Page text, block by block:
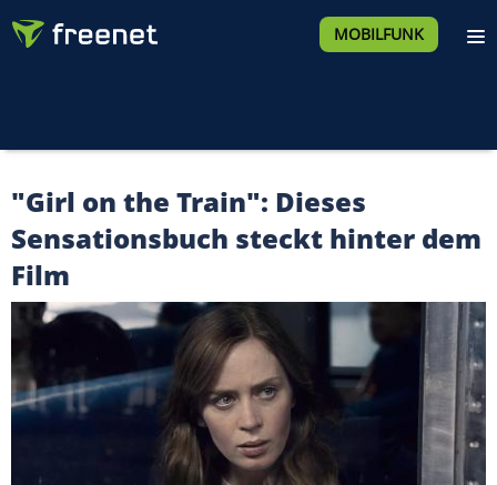
MOBILFUNK
"Girl on the Train": Dieses
Sensationsbuch steckt hinter dem
Film